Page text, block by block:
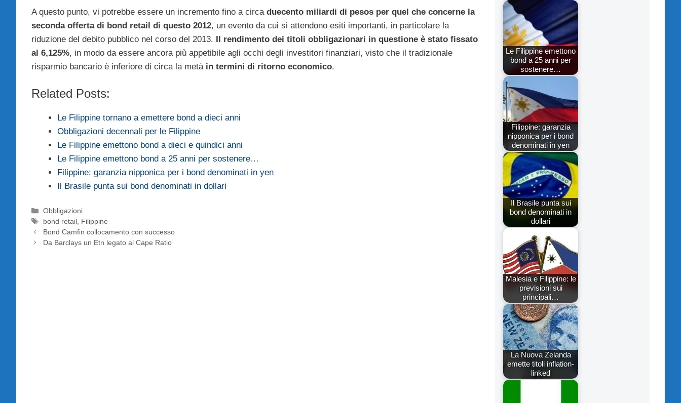
A questo punto, vi potrebbe essere un incremento fino a circa duecento miliardi di pesos per quel che concerne la
seconda offerta di bond retail di questo 2012, un evento da cui si attendono esiti importanti, in particolare la
riduzione del debito pubblico nel corso del 2013. Il rendimento dei titoli obbligazionari in questione è stato fissato
al 6,125%, in modo da essere ancora più appetibile agli occhi degli investitori finanziari, visto che il tradizionale
risparmio bancario è inferiore di circa la metà in termini di ritorno economico.
Related Posts:
Le Filippine tornano a emettere bond a dieci anni
Obbligazioni decennali per le Filippine
Le Filippine emettono bond a dieci e quindici anni
Le Filippine emettono bond a 25 anni per sostenere…
Filippine: garanzia nipponica per i bond denominati in yen
Il Brasile punta sui bond denominati in dollari
Categorie
Obbligazioni
Tag
bond retail, Filippine
Bond Camfin collocamento con successo
Da Barclays un Etn legato al Cape Ratio
Le Filippine emettono
bond a 25 anni per
sostenere…
Filippine: garanzia
nipponica per i bond
denominati in yen
Il Brasile punta sui
bond denominati in
dollari
Malesia e Filippine: le
previsioni sui
principali…
La Nuova Zelanda
emette titoli inflation-
linked